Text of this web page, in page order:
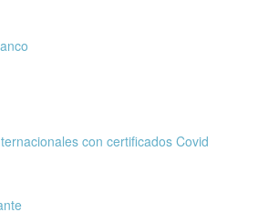
con certificados Covid